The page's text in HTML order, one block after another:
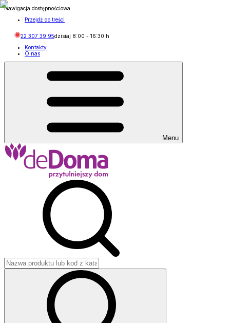
Nawigacja dostępnościowa
Przejdź do treści
22 307 39 95dzisiaj 8:00 - 16:30 h
Kontakty
O nas
Menu